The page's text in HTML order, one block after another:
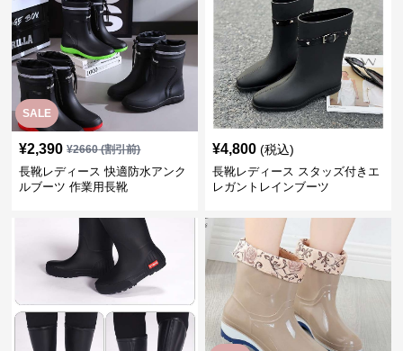
SALE
¥2,390 ¥2660(割引前)
長靴レディース 快適防水アンク
ルブーツ 作業用長靴
¥4,800 (税込)
長靴レディース スタッズ付きエ
レガントレインブーツ